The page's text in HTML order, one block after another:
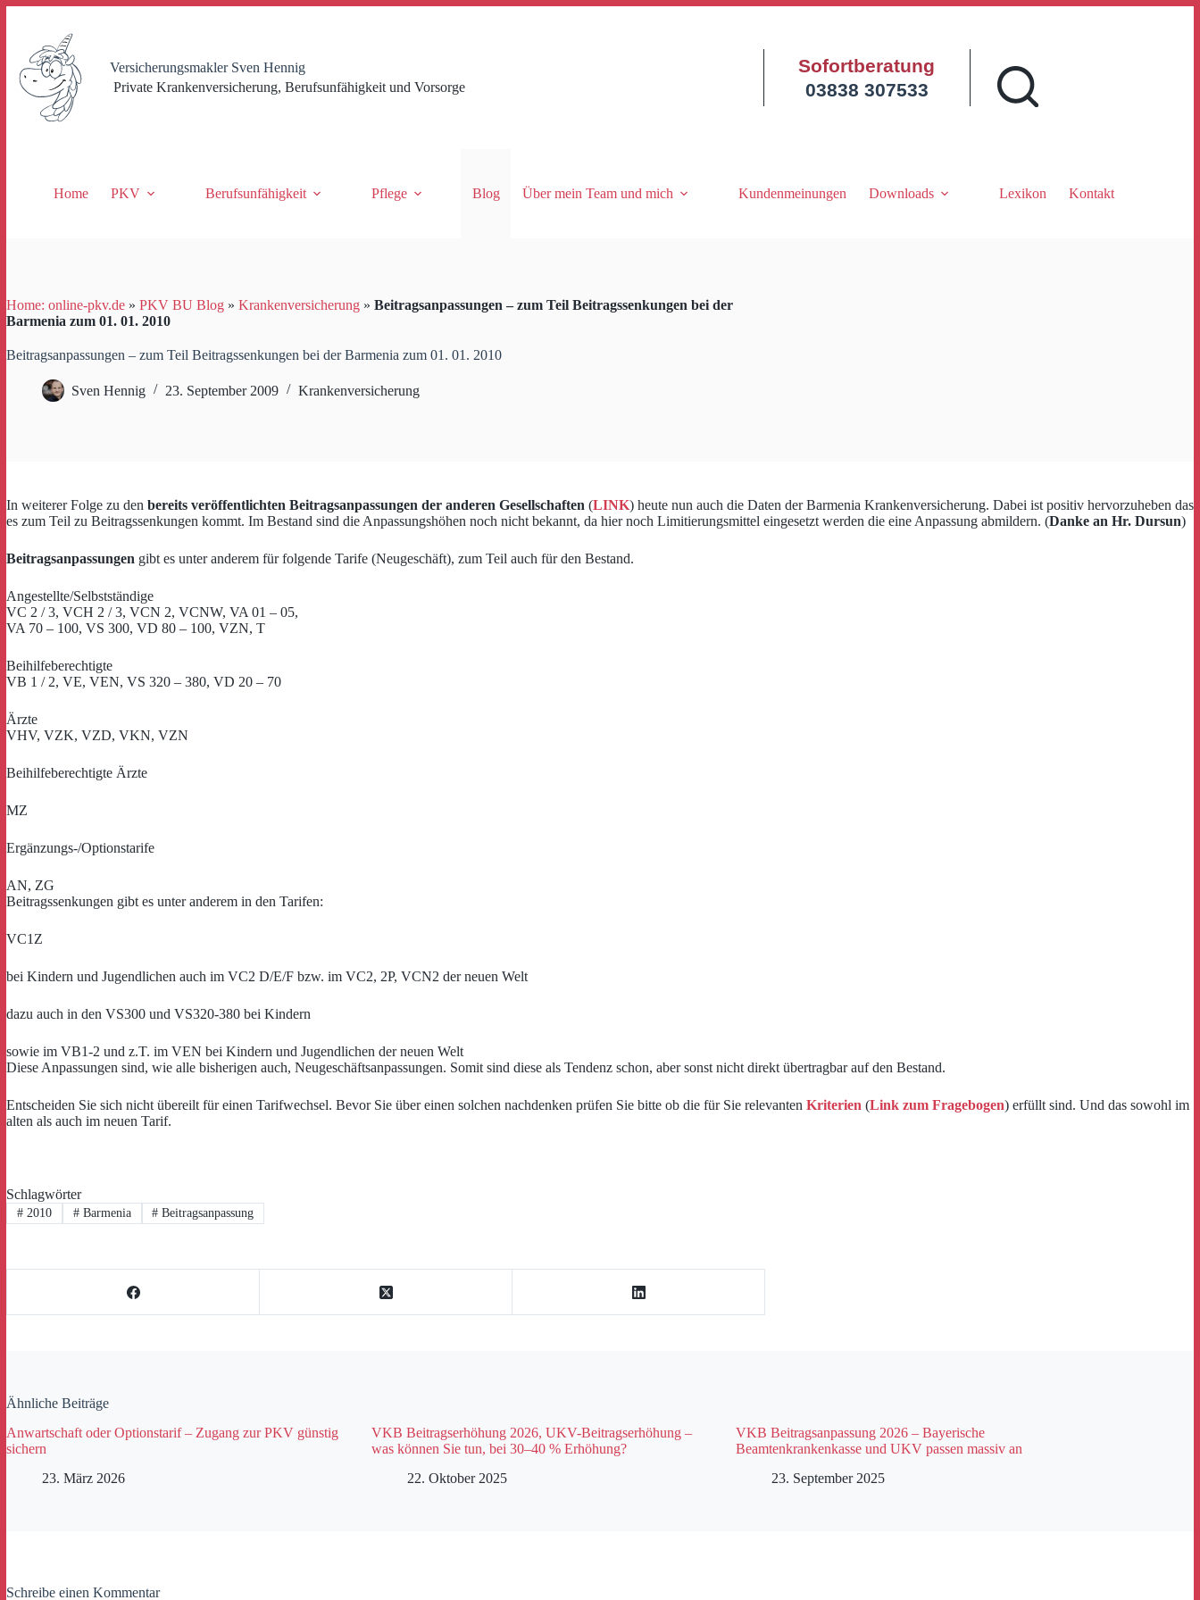
springen
Versicherungsmakler Sven Hennig
Private Krankenversicherung, Berufsunfähigkeit und Vorsorge
Sofortberatung
03838 307533
Home PKV Berufsunfähigkeit Pflege Blog Über mein Team und mich Kundenmeinungen Downloads Lexikon Kontakt
Home: online-pkv.de » PKV BU Blog » Krankenversicherung » Beitragsanpassungen – zum Teil Beitragssenkungen bei der
Barmenia zum 01. 01. 2010
Beitragsanpassungen – zum Teil Beitragssenkungen bei der Barmenia zum 01. 01. 2010
Sven Hennig 23. September 2009 Krankenversicherung
In weiterer Folge zu den bereits veröffentlichten Beitragsanpassungen der anderen Gesellschaften (LINK) heute nun auch die Daten der Barmenia Krankenversicherung. Dabei ist positiv hervorzuheben das
es zum Teil zu Beitragssenkungen kommt. Im Bestand sind die Anpassungshöhen noch nicht bekannt, da hier noch Limitierungsmittel eingesetzt werden die eine Anpassung abmildern. (Danke an Hr. Dursun)
Beitragsanpassungen gibt es unter anderem für folgende Tarife (Neugeschäft), zum Teil auch für den Bestand.
Angestellte/Selbstständige
VC 2 / 3, VCH 2 / 3, VCN 2, VCNW, VA 01 – 05,
VA 70 – 100, VS 300, VD 80 – 100, VZN, T
Beihilfeberechtigte
VB 1 / 2, VE, VEN, VS 320 – 380, VD 20 – 70
Ärzte
VHV, VZK, VZD, VKN, VZN
Beihilfeberechtigte Ärzte
MZ
Ergänzungs-/Optionstarife
AN, ZG
Beitragssenkungen gibt es unter anderem in den Tarifen:
VC1Z
bei Kindern und Jugendlichen auch im VC2 D/E/F bzw. im VC2, 2P, VCN2 der neuen Welt
dazu auch in den VS300 und VS320-380 bei Kindern
sowie im VB1-2 und z.T. im VEN bei Kindern und Jugendlichen der neuen Welt
Diese Anpassungen sind, wie alle bisherigen auch, Neugeschäftsanpassungen. Somit sind diese als Tendenz schon, aber sonst nicht direkt übertragbar auf den Bestand.
Entscheiden Sie sich nicht übereilt für einen Tarifwechsel. Bevor Sie über einen solchen nachdenken prüfen Sie bitte ob die für Sie relevanten Kriterien (Link zum Fragebogen) erfüllt sind. Und das sowohl im
alten als auch im neuen Tarif.
Schlagwörter
#2010 #Barmenia # Beitragsanpassung
Ähnliche Beiträge
Anwartschaft oder Optionstarif – Zugang zur PKV günstig
sichern
23. März 2026
VKB Beitragserhöhung 2026, UKV-Beitragserhöhung –
was können Sie tun, bei 30–40 % Erhöhung?
22. Oktober 2025
VKB Beitragsanpassung 2026 – Bayerische
Beamtenkrankenkasse und UKV passen massiv an
23. September 2025
Schreibe einen Kommentar